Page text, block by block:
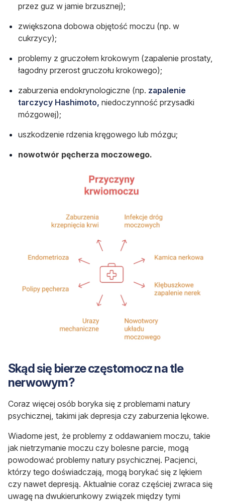
przez guz w jamie brzusznej);
zwiększona dobowa objętość moczu (np. w
cukrzycy);
problemy z gruczołem krokowym (zapalenie prostaty,
łagodny przerost gruczołu krokowego);
zaburzenia endokrynologiczne (np. zapalenie
tarczycy Hashimoto, niedoczynność przysadki
mózgowej);
uszkodzenie rdzenia kręgowego lub mózgu;
nowotwór pęcherza moczowego.
Skąd się bierze częstomocz na tle
nerwowym?
Coraz więcej osób boryka się z problemami natury
psychicznej, takimi jak depresja czy zaburzenia lękowe.
Wiadome jest, że problemy z oddawaniem moczu, takie
jak nietrzymanie moczu czy bolesne parcie, mogą
powodować problemy natury psychicznej. Pacjenci,
którzy tego doświadczają, mogą borykać się z lękiem
czy nawet depresją. Aktualnie coraz częściej zwraca się
uwagę na dwukierunkowy związek między tymi